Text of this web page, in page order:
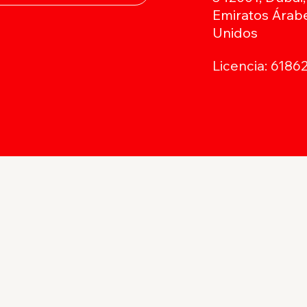
Emiratos
Unidos
Licencia: